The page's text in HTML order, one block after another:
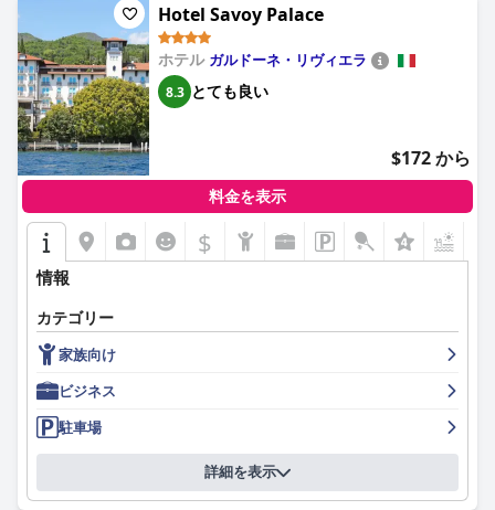
ホテル・リヴァラーゴの客室は、快適さ、清潔さ、そして息をの
むような湖の眺めで高く評価されています。多くのゲストが広々
として設備が整ったインテリアを楽しんでおり、スイートには追
加のテラスとアメニティが備わっています。一部のゲストは、一
部の部屋のサイズが予想よりも小さい、またはあまり魅力的でな
い景色に面していると感じましたが、全体的な印象は肯定的であ
り、全体的に快適で清潔な宿泊施設であることを強調していま
す。
ホテル・リヴァラーゴの清潔さは、もう一つの強みであり、ゲス
トは部屋と公共エリアの両方の完璧な状態を一貫して強調してい
ます。ホテルのエレガントで手入れの行き届いた施設は、細心の
注意を払ったハウスキーピングと相まって、魅力的で快適な滞在
を保証します。
ホテル・リヴァラーゴのスタッフは、フレンドリーさ、プロ意
識、そして気配りで頻繁に称賛され、ゲスト体験を大幅に向上さ
せています。迅速に物資を補充し、特別なリクエストに対応しよ
うとするチームの努力は、レストランスタッフの一部から一貫性
のないサービスについて言及されることがあるにもかかわらず、
暖かく居心地の良い雰囲気を作り出すのに貢献しています。
息をのむような湖の景色と適切に配置されたサンラウンジャーを
備えたプールエリアは、リラックスできるのどかな環境を提供し
Hotel Savoy Palace
ホテル ガルドーネ・リヴィエラ
8.3 とても良い
$172 から
料金を表示
$
情報
カテゴリー
家族向け
ビジネス
駐車場
詳細を表示